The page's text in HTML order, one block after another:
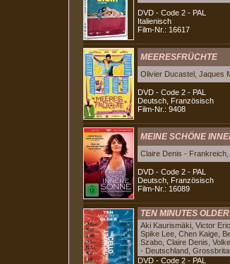
DVD - Code 2 - PAL
Italienisch
Film-Nr.: 16617
MEERESFRÜCHTE
Olivier Ducastel, Jaques
DVD - Code 2 - PAL
Deutsch, Französisch
Film-Nr.: 9408
MEINE SCHÖNE
Claire Denis - Frankreich,
DVD - Code 2 - PAL
Deutsch, Französisch
Film-Nr.: 16089
TEN MINUTES
Aki Kaurismäki, Victor
Spike Lee, Chen Kaige,
Szabo, Claire Denis,
- Deutschland,
DVD - Code 2 - PAL